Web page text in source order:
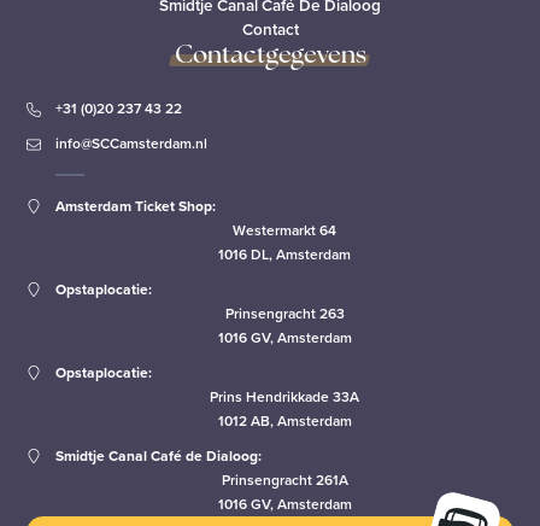
Smidtje Canal Café De Dialoog
Contact
Contactgegevens
+31 (0)20 237 43 22
info@SCCamsterdam.nl
Amsterdam Ticket Shop:
Westermarkt 64
1016 DL, Amsterdam
Opstaplocatie:
Prinsengracht 263
1016 GV, Amsterdam
Opstaplocatie:
Prins Hendrikkade 33A
1012 AB, Amsterdam
Smidtje Canal Café de Dialoog:
Prinsengracht 261A
1016 GV, Amsterdam